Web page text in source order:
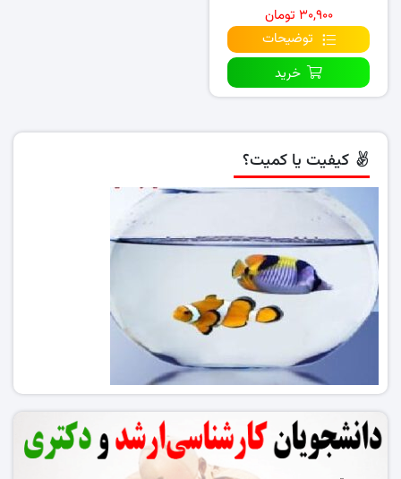
۳۰,۹۰۰ تومان
توضیحات
خرید
کیفیت یا کمیت؟